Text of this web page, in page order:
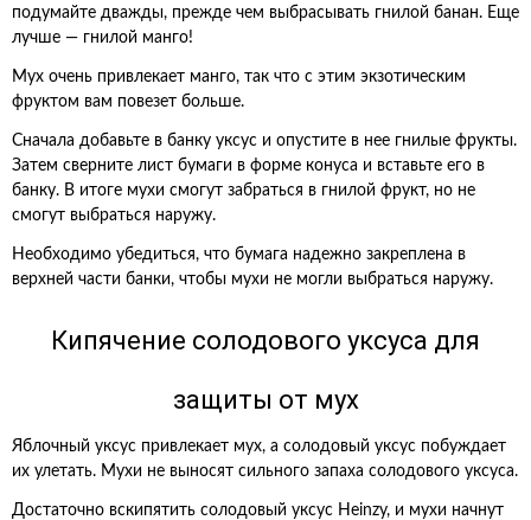
подумайте дважды, прежде чем выбрасывать гнилой банан. Еще
лучше — гнилой манго!
Мух очень привлекает манго, так что с этим экзотическим
фруктом вам повезет больше.
Сначала добавьте в банку уксус и опустите в нее гнилые фрукты.
Затем сверните лист бумаги в форме конуса и вставьте его в
банку. В итоге мухи смогут забраться в гнилой фрукт, но не
смогут выбраться наружу.
Необходимо убедиться, что бумага надежно закреплена в
верхней части банки, чтобы мухи не могли выбраться наружу.
Кипячение солодового уксуса для
защиты от мух
Яблочный уксус привлекает мух, а солодовый уксус побуждает
их улетать. Мухи не выносят сильного запаха солодового уксуса.
Достаточно вскипятить солодовый уксус Heinzy, и мухи начнут